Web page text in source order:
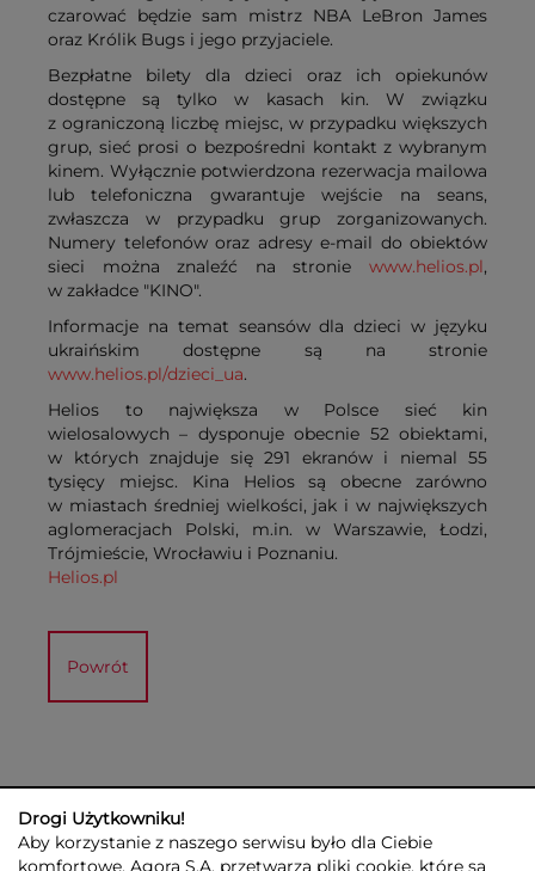
czarować będzie sam mistrz NBA LeBron James
oraz Królik Bugs i jego przyjaciele.
Bezpłatne bilety dla dzieci oraz ich opiekunów
dostępne są tylko w kasach kin. W związku
z ograniczoną liczbę miejsc, w przypadku większych
grup, sieć prosi o bezpośredni kontakt z wybranym
kinem. Wyłącznie potwierdzona rezerwacja mailowa
lub telefoniczna gwarantuje wejście na seans,
zwłaszcza w przypadku grup zorganizowanych.
Numery telefonów oraz adresy e-mail do obiektów
sieci można znaleźć na stronie www.helios.pl,
w zakładce "KINO".
Informacje na temat seansów dla dzieci w języku
ukraińskim dostępne są na stronie
www.helios.pl/dzieci_ua.
Helios to największa w Polsce sieć kin
wielosalowych – dysponuje obecnie 52 obiektami,
w których znajduje się 291 ekranów i niemal 55
tysięcy miejsc. Kina Helios są obecne zarówno
w miastach średniej wielkości, jak i w największych
aglomeracjach Polski, m.in. w Warszawie, Łodzi,
Trójmieście, Wrocławiu i Poznaniu.
Helios.pl
Powrót
Drogi Użytkowniku!
Aby korzystanie z naszego serwisu było dla Ciebie
komfortowe, Agora S.A. przetwarza pliki cookie, które są